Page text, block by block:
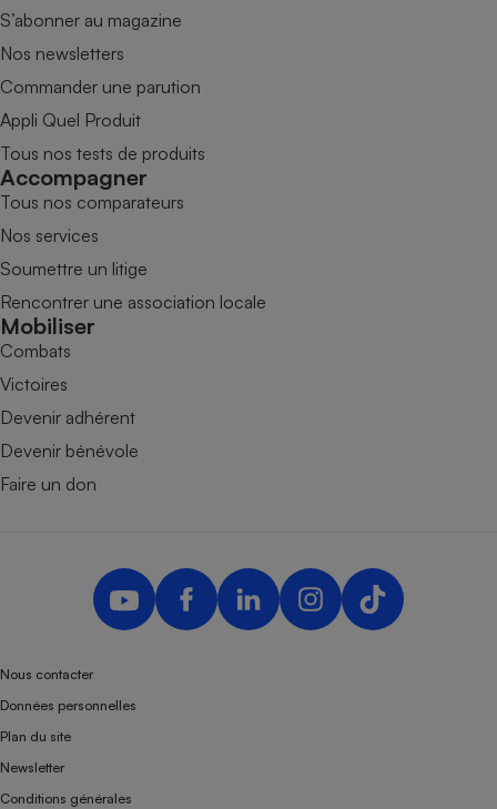
S’abonner au magazine
Nos newsletters
Commander une parution
Appli Quel Produit
Tous nos tests de produits
Accompagner
Tous nos comparateurs
Nos services
Soumettre un litige
Rencontrer une association locale
Mobiliser
Combats
Victoires
Devenir adhérent
Devenir bénévole
Faire un don
Nous contacter
Données personnelles
Plan du site
Newsletter
Conditions générales